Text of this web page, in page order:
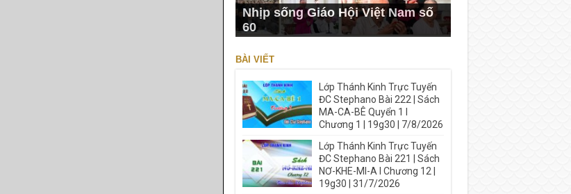
Nhịp sống Giáo Hội Việt Nam số
60
BÀI VIẾT
Lớp Thánh Kinh Trực Tuyến
ĐC Stephano Bài 222 | Sách
MA-CA-BÊ Quyển 1 I
Chương 1 | 19g30 | 7/8/2026
Lớp Thánh Kinh Trực Tuyến
ĐC Stephano Bài 221 | Sách
NƠ-KHE-MI-A I Chương 12 |
19g30 | 31/7/2026